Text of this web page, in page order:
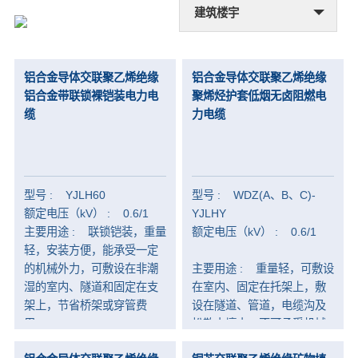
建筑楼宇
-核电站用电缆
-风能专用电缆
- 裸导线
-架空绝缘导线
-超高压电缆
-中压电缆
- 低压电缆
-电力同轴电缆
铝合金导体交联聚乙烯绝缘
铝合金带联锁裸铠装电力电
缆
型号 : YJLH60
额定电压（kV） : 0.6/1
主要用途 : 联锁铠装，重量
轻，安装方便，能承受一定
的机械外力，可敷设在非潮
湿的室内、隧道和固定在支
架上，节省桥架或穿管费
用。
铝合金导体交联聚乙烯绝缘
聚烯烃护套低烟无卤阻燃电
力电缆
型号 : WDZ(A、B、C)-
YJLHY
额定电压（kV） : 0.6/1
主要用途 : 重量轻，可敷设
在室内、固定在托架上，敷
设在隧道、管道，电缆沟及
松散土壤中，不可承受机械